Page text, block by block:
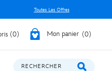
Toutes Les Offres
0 Mon panier 0
RECHERCHER